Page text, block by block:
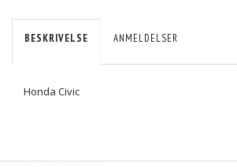
BESKRIVELSE ANMELDELSER
Honda Civic